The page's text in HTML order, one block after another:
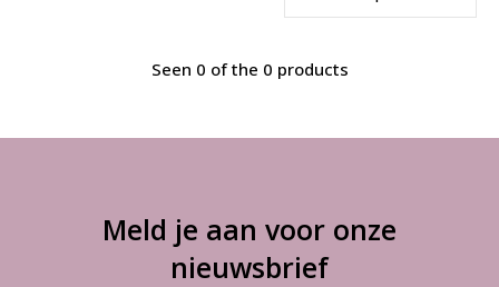
Seen 0 of the 0 products
Meld je aan voor onze
nieuwsbrief